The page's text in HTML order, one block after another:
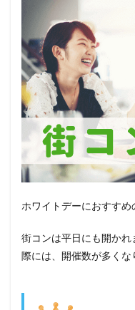
ホワイトデーにおすすめ
街コンは平日にも開か
際には、開催数が多くな